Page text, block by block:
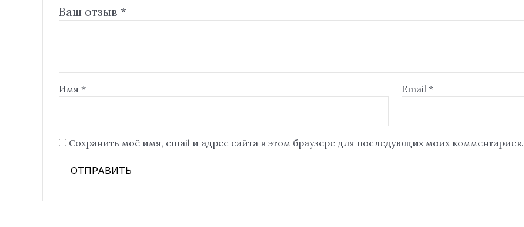
Ваш отзыв *
Имя * Email*
Сохранить моё имя, email и адрес сайта в этом браузере для последующих моих комментариев.